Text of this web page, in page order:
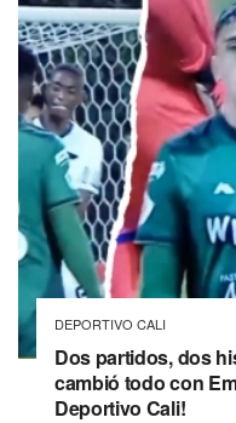
DEPORTIVO CALI
Dos partidos, dos
cambió todo con
Deportivo Cali!